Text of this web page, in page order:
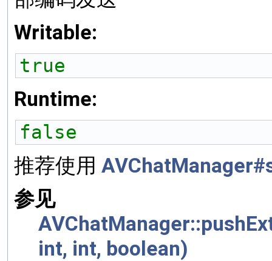
Writable:
true
Runtime:
false
推荐使用
参见
int, int, boolean)